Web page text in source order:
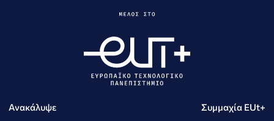
Ανακάλυψε Συμμαχία EUt+